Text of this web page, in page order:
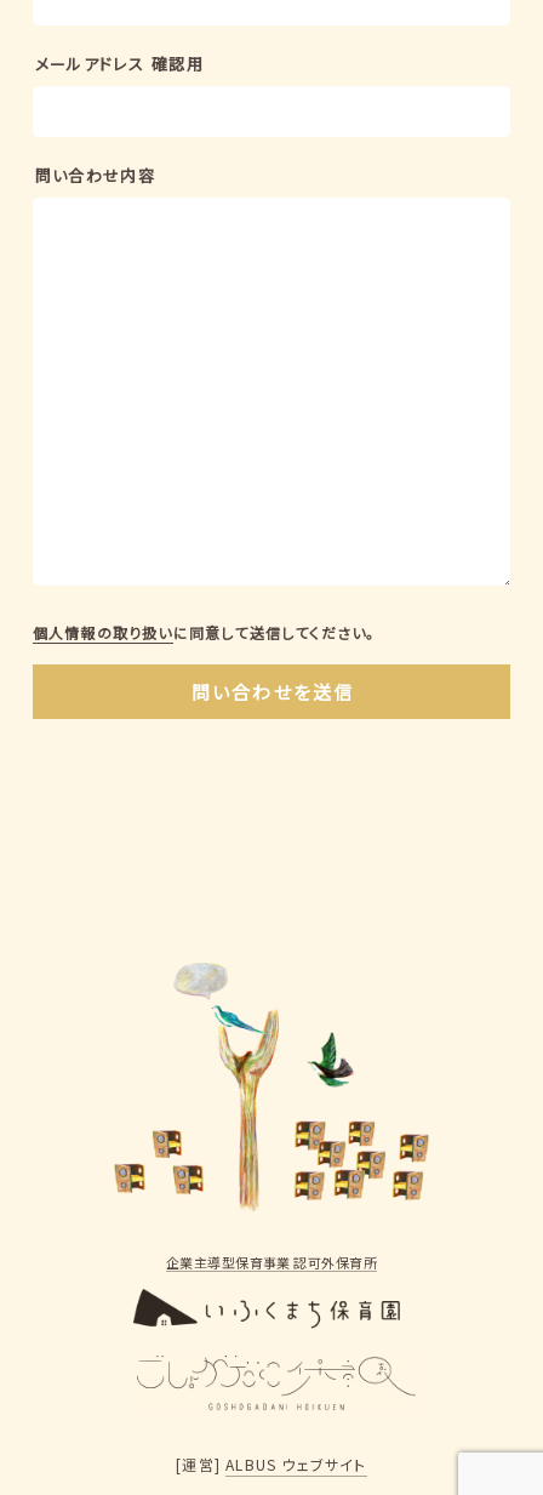
メールアドレス 確認用
問い合わせ内容
個人情報の取り扱いに同意して送信してください。
企業主導型保育事業 認可外保育所
[運営]ALBUS ウェブサイト